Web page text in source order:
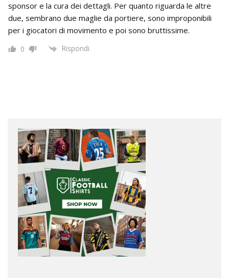
sponsor e la cura dei dettagli. Per quanto riguarda le altre
due, sembrano due maglie da portiere, sono improponibili
per i giocatori di movimento e poi sono bruttissime.
0 Rispondi